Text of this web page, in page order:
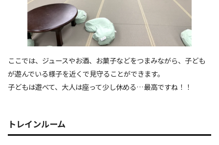
ここでは、ジュースやお酒、お菓子などをつまみながら、子ども
が遊んでいる様子を近くで見守ることができます。
子どもは遊べて、大人は座って少し休める…最高ですね！！
トレインルーム